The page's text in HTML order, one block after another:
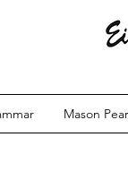
Mason